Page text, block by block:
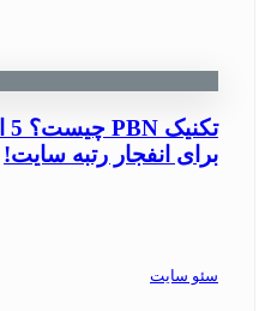
برای انفجار رتبه سایت!
سئو سایت